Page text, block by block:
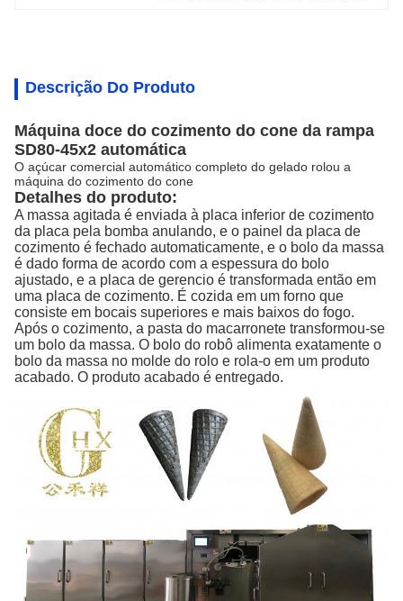
Descrição Do Produto
Máquina doce do cozimento do cone da rampa
SD80-45x2 automática
O açúcar comercial automático completo do gelado rolou a
máquina do cozimento do cone
Detalhes do produto:
A massa agitada é enviada à placa inferior de cozimento
da placa pela bomba anulando, e o painel da placa de
cozimento é fechado automaticamente, e o bolo da massa
é dado forma de acordo com a espessura do bolo
ajustado, e a placa de gerencio é transformada então em
uma placa de cozimento. É cozida em um forno que
consiste em bocais superiores e mais baixos do fogo.
Após o cozimento, a pasta do macarronete transformou-se
um bolo da massa. O bolo do robô alimenta exatamente o
bolo da massa no molde do rolo e rola-o em um produto
acabado. O produto acabado é entregado.